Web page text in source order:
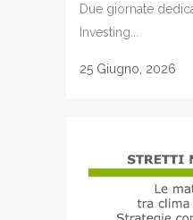
Due giornate
Investing...
25 Giugno, 2026